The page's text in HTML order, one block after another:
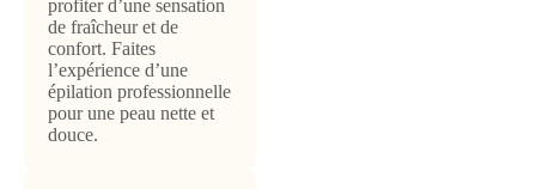
profiter d’une sensation
de fraîcheur et de
confort. Faites
l’expérience d’une
épilation professionnelle
pour une peau nette et
douce.